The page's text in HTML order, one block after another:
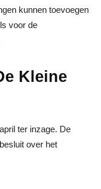
kunnen toevoegen
voor de
Kleine
ter inzage. De
over het